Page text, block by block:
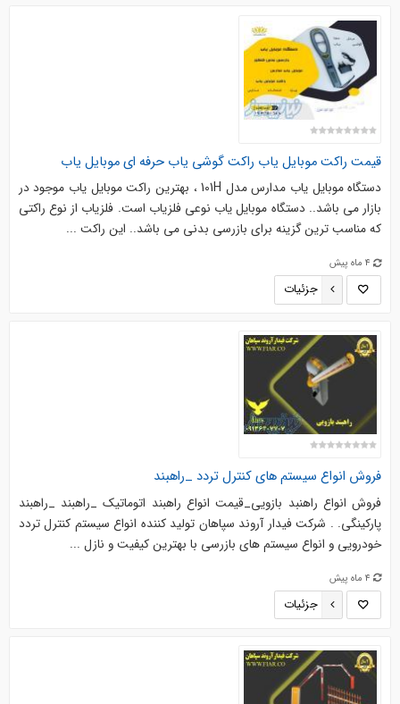
قیمت راکت موبایل یاب راکت گوشی یاب حرفه ای موبایل یاب
دستگاه موبایل یاب مدارس مدل 101H ، بهترین راکت موبایل یاب موجود در
بازار می باشد.. دستگاه موبایل یاب نوعی فلزیاب است. فلزیاب از نوع راکتی
که مناسب ترین گزینه برای بازرسی بدنی می باشد.. این راکت ...
4 ماه پیش
جزئیات
فروش انواع سیستم های کنترل تردد _راهبند
فروش انواع راهنبد بازویی_قیمت انواع راهبند اتوماتیک _راهبند _راهبند
پارکینگی. . شرکت فیدار آروند سپاهان تولید کننده انواع سیستم کنترل تردد
خودرویی و انواع سیستم های بازرسی با بهترین کیفیت و نازل ...
4 ماه پیش
جزئیات